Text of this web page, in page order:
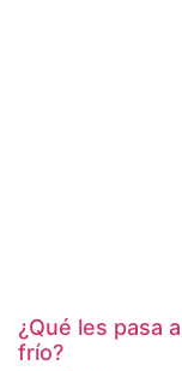
¿Qué les pasa
frío?